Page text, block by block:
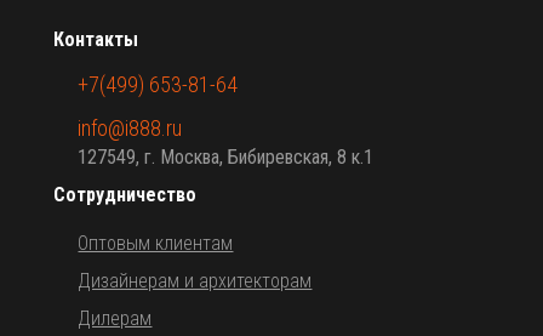
Сотрудничество
Оптовым клиентам
Дизайнерам и архитекторам
Дилерам
Контакты
+7(499) 653-81-64
info@i888.ru
127549, г. Москва, Бибиревская, 8 к.1